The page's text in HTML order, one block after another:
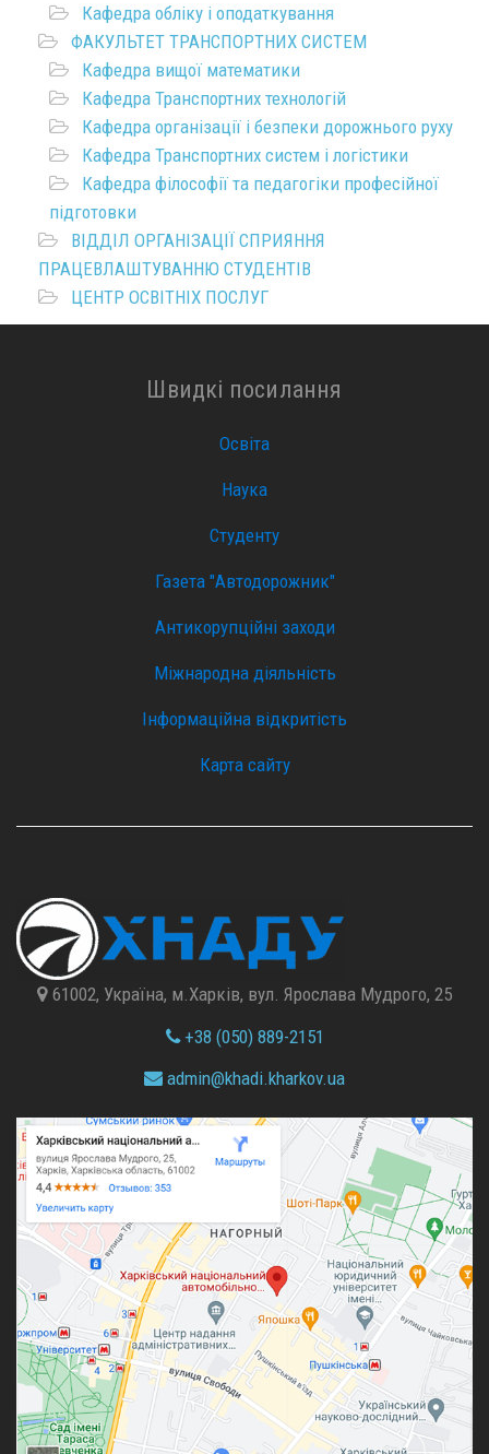
Кафедра обліку і оподаткування
ФАКУЛЬТЕТ ТРАНСПОРТНИХ СИСТЕМ
Кафедра вищої математики
Кафедра Транспортних технологій
Кафедра організації і безпеки дорожнього руху
Кафедра Транспортних систем і логістики
Кафедра філософії та педагогіки професійної
підготовки
ВІДДІЛ ОРГАНІЗАЦІЇ СПРИЯННЯ
ПРАЦЕВЛАШТУВАННЮ СТУДЕНТІВ
ЦЕНТР ОСВІТНІХ ПОСЛУГ
Швидкі посилання
Освіта
Наука
Студенту
Газета "Автодорожник"
Антикорупційні заходи
Міжнародна діяльність
Інформаційна відкритість
Карта сайту
61002, Україна, м.Харків, вул. Ярослава Мудрого, 25
+38 (050) 889-2151
admin@khadi.kharkov.ua